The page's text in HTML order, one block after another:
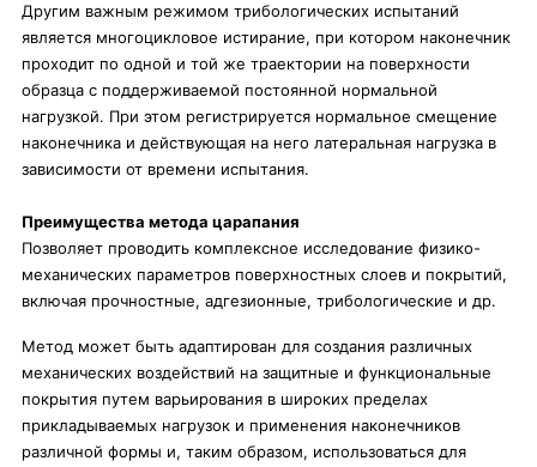
Другим важным режимом трибологических испытаний
является многоцикловое истирание, при котором наконечник
проходит по одной и той же траектории на поверхности
образца с поддерживаемой постоянной нормальной
нагрузкой. При этом регистрируется нормальное смещение
наконечника и действующая на него латеральная нагрузка в
зависимости от времени испытания.
Преимущества метода царапания
Позволяет проводить комплексное исследование физико-
механических параметров поверхностных слоев и покрытий,
включая прочностные, адгезионные, трибологические и др.
Метод может быть адаптирован для создания различных
механических воздействий на защитные и функциональные
покрытия путем варьирования в широких пределах
прикладываемых нагрузок и применения наконечников
различной формы и, таким образом, использоваться для